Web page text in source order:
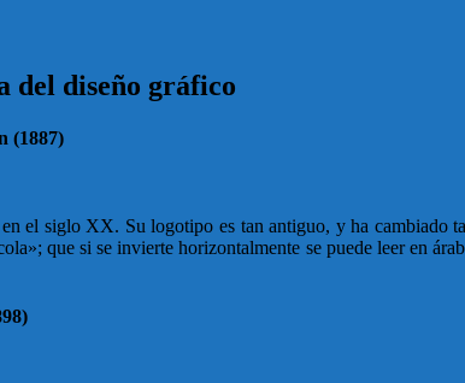
del diseño gráfico
(1887)
el siglo XX. Su logotipo es tan antiguo, y ha cambiado
que si se invierte horizontalmente se puede leer en